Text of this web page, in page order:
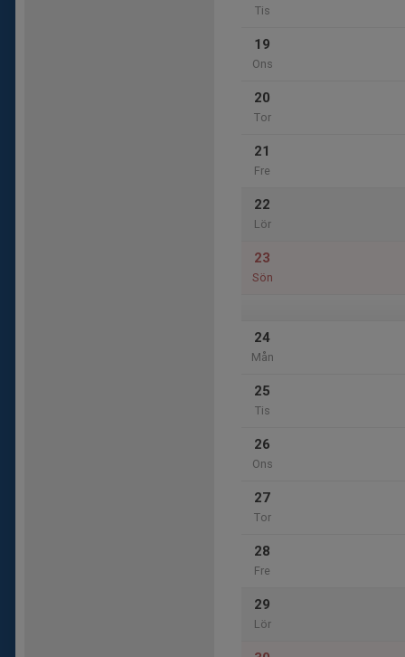
Tis
19
Ons
20
Tor
21
Fre
22
Lör
23
Sön
24
Mån
25
Tis
26
Ons
27
Tor
28
Fre
29
Lör